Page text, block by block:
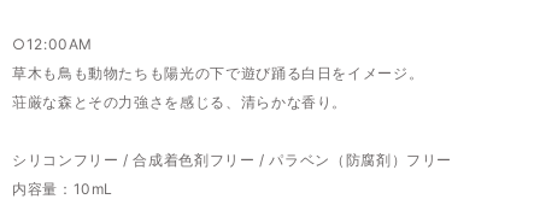
○12:00AM
草木も鳥も動物たちも陽光の下で遊び踊る白日をイメージ。
荘厳な森とその力強さを感じる、清らかな香り。
シリコンフリー / 合成着色剤フリー / パラベン（防腐剤）フリー
内容量：10mL